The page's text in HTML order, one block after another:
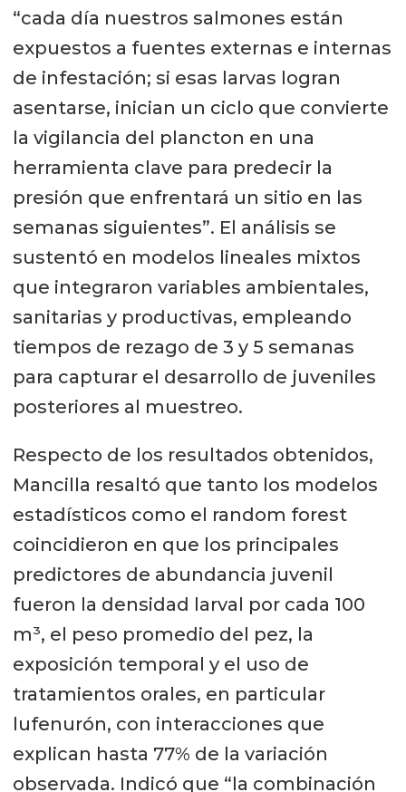
“cada día nuestros salmones están
expuestos a fuentes externas e internas
de infestación; si esas larvas logran
asentarse, inician un ciclo que convierte
la vigilancia del plancton en una
herramienta clave para predecir la
presión que enfrentará un sitio en las
semanas siguientes”. El análisis se
sustentó en modelos lineales mixtos
que integraron variables ambientales,
sanitarias y productivas, empleando
tiempos de rezago de 3 y 5 semanas
para capturar el desarrollo de juveniles
posteriores al muestreo.
Respecto de los resultados obtenidos,
Mancilla resaltó que tanto los modelos
estadísticos como el random forest
coincidieron en que los principales
predictores de abundancia juvenil
fueron la densidad larval por cada 100
m³, el peso promedio del pez, la
exposición temporal y el uso de
tratamientos orales, en particular
lufenurón, con interacciones que
explican hasta 77% de la variación
observada. Indicó que “la combinación